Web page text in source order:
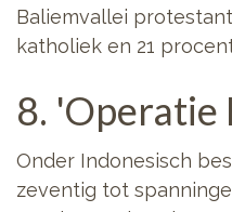
Baliemvallei
katholiek en 21
8. 'Operatie
Onder Indonesisch
zeventig tot